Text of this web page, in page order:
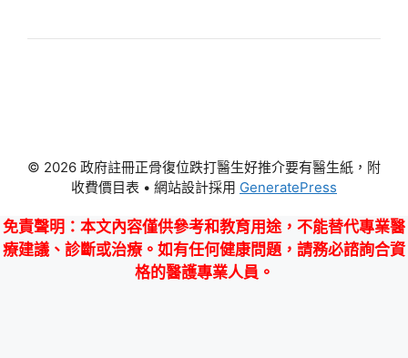
© 2026 政府註冊正骨復位跌打醫生好推介要有醫生紙，附
收費價目表 • 網站設計採用 GeneratePress
免責聲明 ：本文內容僅供參考和教育用途，不能替代專業醫
療建議、診斷或治療。如有任何健康問題，請務必諮詢合資
格的醫護專業人員。